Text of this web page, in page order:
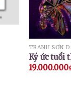
TRANH SƠN
Ký ức tuổi
19.000.000